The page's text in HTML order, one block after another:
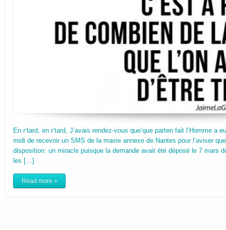
En r’tard, en r’tard, J’avais rendez-vous que’que parten fait l’Homme a
midi de recevoir un SMS de la mairie annexe de Nantes pour l’aviser
disposition: un miracle puisque la demande avait été déposé le 7 mars
les […]
Read more »